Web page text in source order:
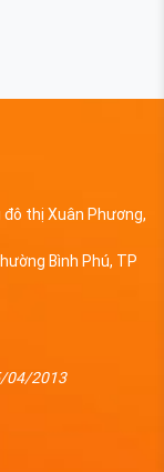
thị Xuân Phương,
Bình Phú, TP
04/2013